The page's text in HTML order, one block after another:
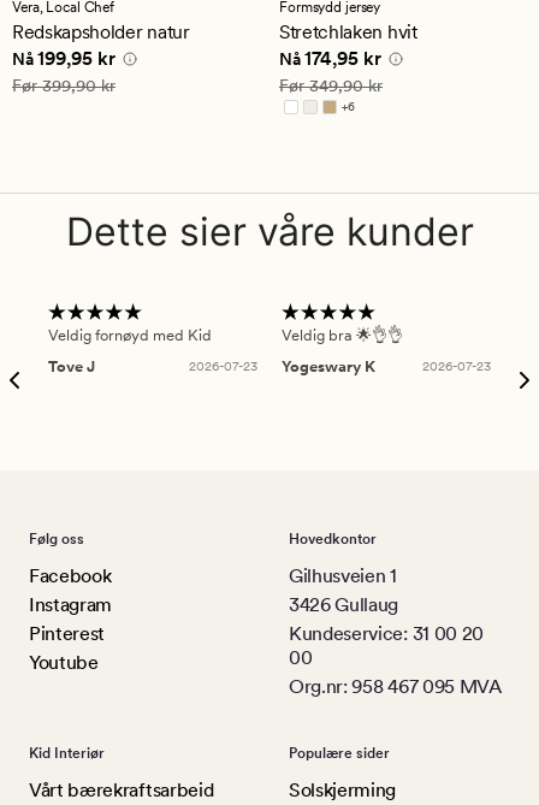
en
gjennomsnittlig
vurdering
på
5
Vera, Local Chef
Redskapsholder natur
Nåværende pris
Nå199,95 kr
Vanlig pris 399,90 kr
Før399,90 kr
en
gjennomsnittlig
vurdering
på
4.5
Formsydd jersey
Stretchlaken hvit
Nåværende pris
Nå174,95 kr
Vanlig pris 349,90 kr
Før349,90 kr
+6
Tilgjengelig i flere farger
Dette sier våre kunder
Veldig fornøyd med Kid
Tove J
2026-07-23
Veldig bra 🌟👌👌
Yogeswary K
2026-07-23
Følg oss
Facebook
Instagram
Pinterest
Youtube
Hovedkontor
Gilhusveien 1
3426 Gullaug
Kundeservice: 31 00 20
00
Org.nr: 958 467 095 MVA
Kid Interiør
Vårt bærekraftsarbeid
Populære sider
Solskjerming